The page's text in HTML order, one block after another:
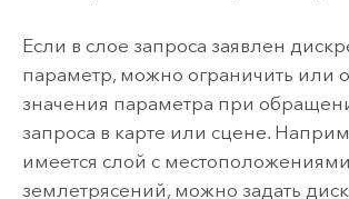
Если в слое запроса заявлен
параметр, можно ограничить или
значения параметра при
запроса в карте или сцене.
имеется слой с местоположениями
землетрясений, можно задать